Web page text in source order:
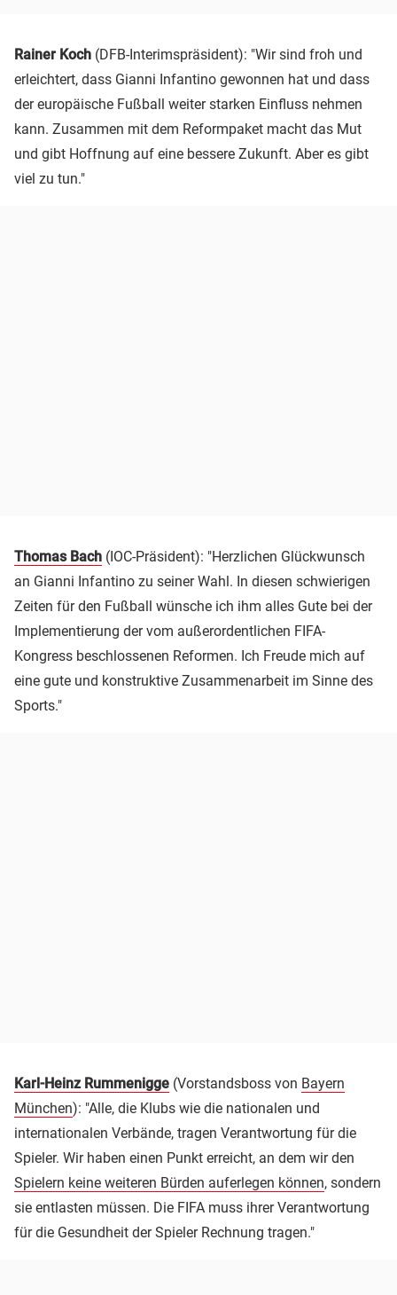
Rainer Koch (DFB-Interimspräsident): "Wir sind froh und
erleichtert, dass Gianni Infantino gewonnen hat und dass
der europäische Fußball weiter starken Einfluss nehmen
kann. Zusammen mit dem Reformpaket macht das Mut
und gibt Hoffnung auf eine bessere Zukunft. Aber es gibt
viel zu tun."
Thomas Bach (IOC-Präsident): "Herzlichen Glückwunsch
an Gianni Infantino zu seiner Wahl. In diesen schwierigen
Zeiten für den Fußball wünsche ich ihm alles Gute bei der
Implementierung der vom außerordentlichen FIFA-
Kongress beschlossenen Reformen. Ich Freude mich auf
eine gute und konstruktive Zusammenarbeit im Sinne des
Sports."
Karl-Heinz Rummenigge (Vorstandsboss von Bayern
München): "Alle, die Klubs wie die nationalen und
internationalen Verbände, tragen Verantwortung für die
Spieler. Wir haben einen Punkt erreicht, an dem wir den
Spielern keine weiteren Bürden auferlegen können, sondern
sie entlasten müssen. Die FIFA muss ihrer Verantwortung
für die Gesundheit der Spieler Rechnung tragen."